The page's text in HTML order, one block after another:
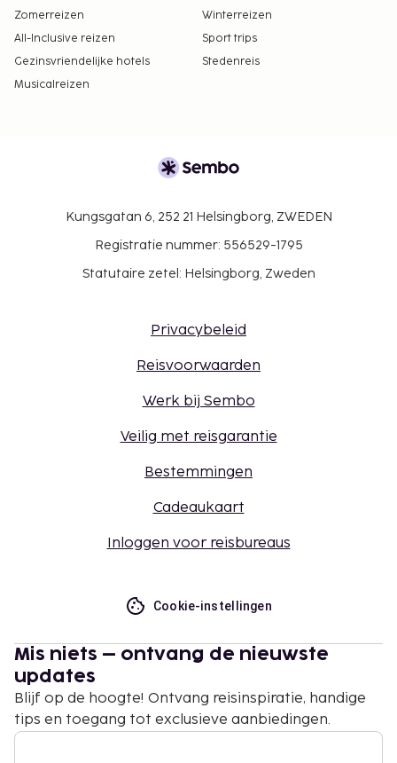
Zomerreizen
Winterreizen
All-Inclusive reizen
Sport trips
Gezinsvriendelijke hotels
Stedenreis
Musicalreizen
Kungsgatan 6, 252 21 Helsingborg, ZWEDEN
Registratie nummer: 556529-1795
Statutaire zetel: Helsingborg, Zweden
Privacybeleid
Reisvoorwaarden
Werk bij Sembo
Veilig met reisgarantie
Bestemmingen
Cadeaukaart
Inloggen voor reisbureaus
Cookie-instellingen
Mis niets – ontvang de nieuwste
updates
Blijf op de hoogte! Ontvang reisinspiratie, handige
tips en toegang tot exclusieve aanbiedingen.